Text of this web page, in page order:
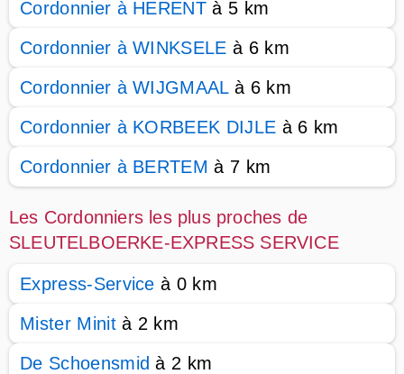
Cordonnier à HERENT à 5 km
Cordonnier à WINKSELE à 6 km
Cordonnier à WIJGMAALà 6 km
Cordonnier à KORBEEK DIJLE à 6 km
Cordonnier à BERTEM à 7 km
Les Cordonniers les plus proches de
SLEUTELBOERKE-EXPRESS SERVICE
Express-Service à 0 km
Mister Minità 2 km
De Schoensmid à 2 km